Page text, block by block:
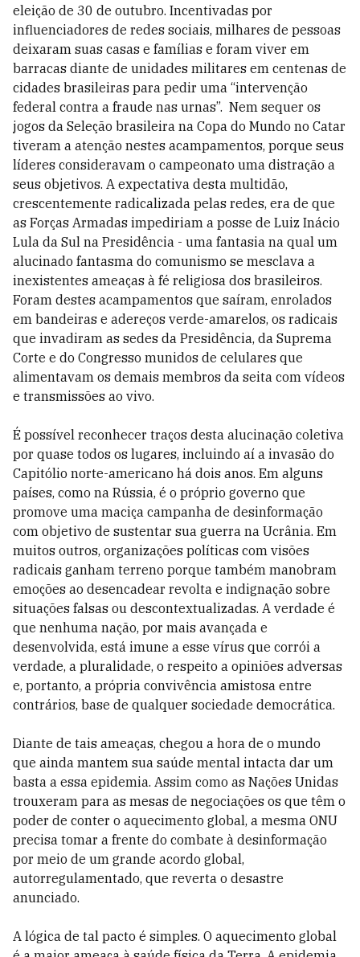
eleição de 30 de outubro. Incentivadas por
influenciadores de redes sociais, milhares de pessoas
deixaram suas casas e famílias e foram viver em
barracas diante de unidades militares em centenas de
cidades brasileiras para pedir uma “intervenção
federal contra a fraude nas urnas”. Nem sequer os
jogos da Seleção brasileira na Copa do Mundo no Catar
tiveram a atenção nestes acampamentos, porque seus
líderes consideravam o campeonato uma distração a
seus objetivos. A expectativa desta multidão,
crescentemente radicalizada pelas redes, era de que
as Forças Armadas impediriam a posse de Luiz Inácio
Lula da Sul na Presidência - uma fantasia na qual um
alucinado fantasma do comunismo se mesclava a
inexistentes ameaças à fé religiosa dos brasileiros.
Foram destes acampamentos que saíram, enrolados
em bandeiras e adereços verde-amarelos, os radicais
que invadiram as sedes da Presidência, da Suprema
Corte e do Congresso munidos de celulares que
alimentavam os demais membros da seita com vídeos
e transmissões ao vivo.
É possível reconhecer traços desta alucinação coletiva
por quase todos os lugares, incluindo aí a invasão do
Capitólio norte-americano há dois anos. Em alguns
países, como na Rússia, é o próprio governo que
promove uma maciça campanha de desinformação
com objetivo de sustentar sua guerra na Ucrânia. Em
muitos outros, organizações políticas com visões
radicais ganham terreno porque também manobram
emoções ao desencadear revolta e indignação sobre
situações falsas ou descontextualizadas. A verdade é
que nenhuma nação, por mais avançada e
desenvolvida, está imune a esse vírus que corrói a
verdade, a pluralidade, o respeito a opiniões adversas
e, portanto, a própria convivência amistosa entre
contrários, base de qualquer sociedade democrática.
Diante de tais ameaças, chegou a hora de o mundo
que ainda mantem sua saúde mental intacta dar um
basta a essa epidemia. Assim como as Nações Unidas
trouxeram para as mesas de negociações os que têm o
poder de conter o aquecimento global, a mesma ONU
precisa tomar a frente do combate à desinformação
por meio de um grande acordo global,
autorregulamentado, que reverta o desastre
anunciado.
A lógica de tal pacto é simples. O aquecimento global